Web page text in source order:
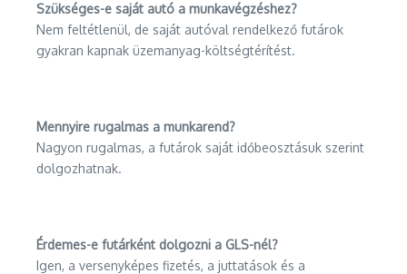
Szükséges-e saját autó a munkavégzéshez?
Nem feltétlenül, de saját autóval rendelkező futárok
gyakran kapnak üzemanyag-költségtérítést.
Mennyire rugalmas a munkarend?
Nagyon rugalmas, a futárok saját időbeosztásuk szerint
dolgozhatnak.
Érdemes-e futárként dolgozni a GLS-nél?
Igen, a versenyképes fizetés, a juttatások és a